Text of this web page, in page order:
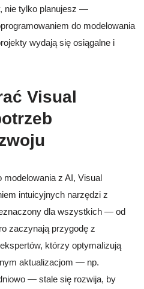
nie tylko planujesz —
do modelowania
wydają się osiągalne i
Visual
modelowania z AI, Visual
intuicyjnych narzędzi z
dla wszystkich — od
zaczynają przygodę z
którzy optymalizują
aktualizacjom — np.
— stale się rozwija, by